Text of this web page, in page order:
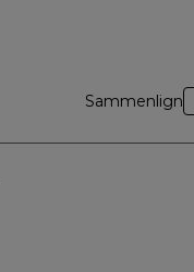
Sammenlign